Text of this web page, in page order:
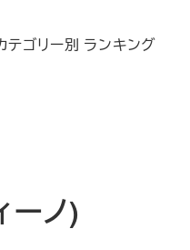
ゴリー別 ランキング
ーノ)